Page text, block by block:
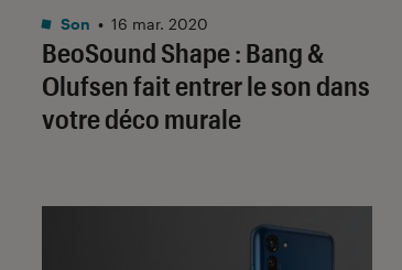
BeoSound Shape : Bang &
Olufsen fait entrer le son dans
votre déco murale
Son • 16 mar. 2020